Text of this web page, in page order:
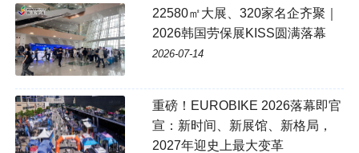
22580㎡大展、320家名企齐聚｜
2026韩国劳保展KISS圆满落幕
2026-07-14
重磅！EUROBIKE 2026落幕即官
宣：新时间、新展馆、新格局，
2027年迎史上最大变革